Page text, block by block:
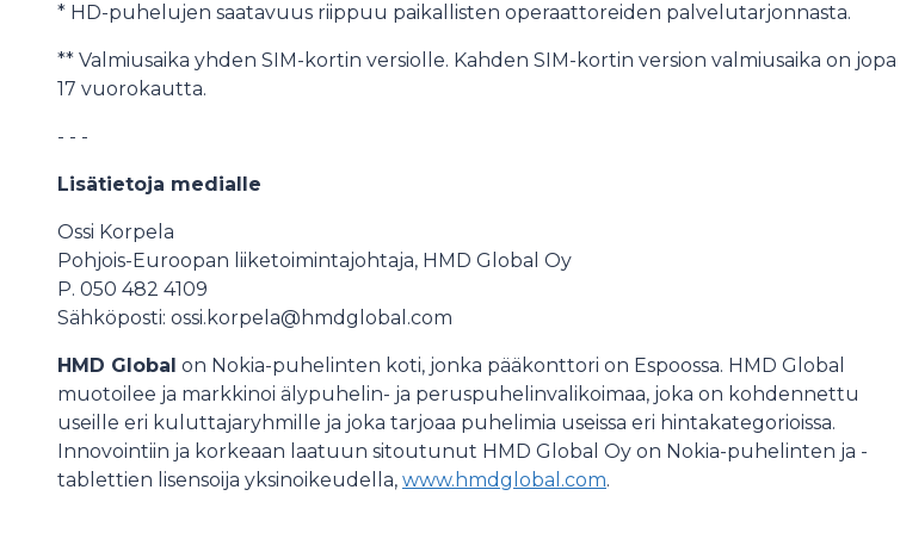
* HD-puhelujen saatavuus riippuu paikallisten operaattoreiden palvelutarjonnasta.
** Valmiusaika yhden SIM-kortin versiolle. Kahden SIM-kortin version valmiusaika on jopa
17 vuorokautta.
- - -
Lisätietoja medialle
Ossi Korpela
Pohjois-Euroopan liiketoimintajohtaja, HMD Global Oy
P. 050 482 4109
Sähköposti: ossi.korpela@hmdglobal.com
HMD Global on Nokia-puhelinten koti, jonka pääkonttori on Espoossa. HMD Global
muotoilee ja markkinoi älypuhelin- ja peruspuhelinvalikoimaa, joka on kohdennettu
useille eri kuluttajaryhmille ja joka tarjoaa puhelimia useissa eri hintakategorioissa.
Innovointiin ja korkeaan laatuun sitoutunut HMD Global Oy on Nokia-puhelinten ja -
tablettien lisensoija yksinoikeudella, www.hmdglobal.com.